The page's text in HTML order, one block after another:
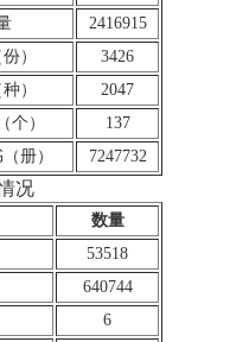
2416915
）
3426
）
2047
个）
137
册）
7247732
况
数量
53518
640744
6